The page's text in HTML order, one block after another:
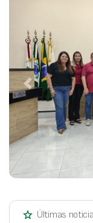
Previous
star Últimas